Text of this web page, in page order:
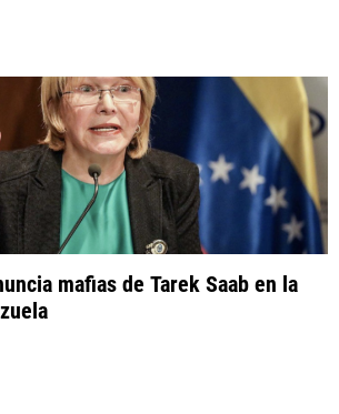
mafias de Tarek Saab en la